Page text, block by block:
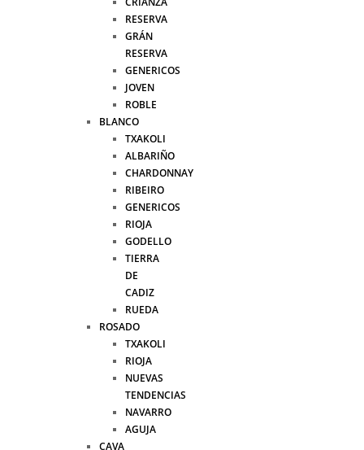
RESERVA
GRÁN
RESERVA
GENERICOS
JOVEN
ROBLE
BLANCO
TXAKOLI
ALBARIÑO
CHARDONNAY
RIBEIRO
GENERICOS
RIOJA
GODELLO
TIERRA
DE
CADIZ
RUEDA
ROSADO
TXAKOLI
RIOJA
NUEVAS
TENDENCIAS
NAVARRO
AGUJA
CAVA